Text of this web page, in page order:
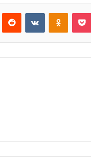
Reddit VKontakte